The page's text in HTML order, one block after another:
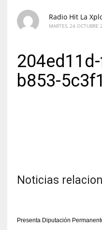
Radio Hit La
MARTES, 24 OCTUBRE
b853-
Noticias
Presenta Diputación